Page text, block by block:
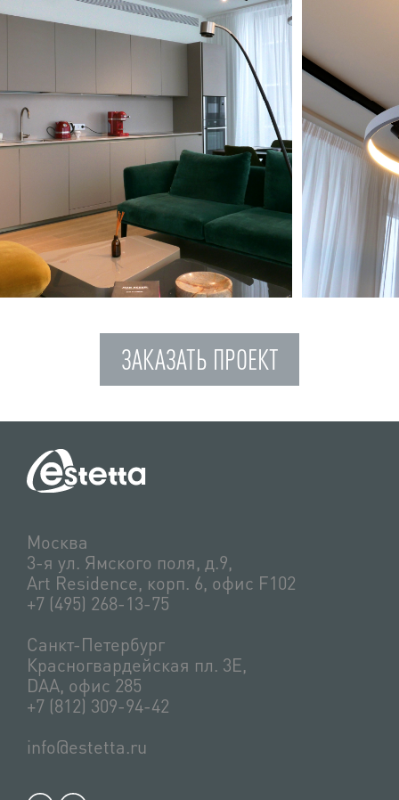
ЗАКАЗАТЬ ПРОЕКТ
Москва
3-я ул. Ямского поля, д.9,
Art Residence, корп. 6, офис F102
+7 (495) 268-13-75
Санкт-Петербург
Красногвардейская пл. 3Е,
DAA, офис 285
+7 (812) 309-94-42
info@estetta.ru